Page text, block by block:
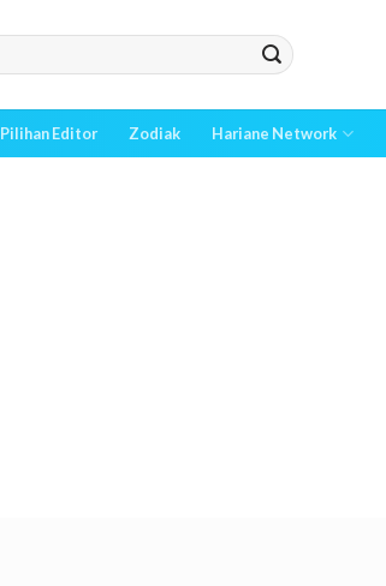
Pilihan Editor Zodiak Hariane Network